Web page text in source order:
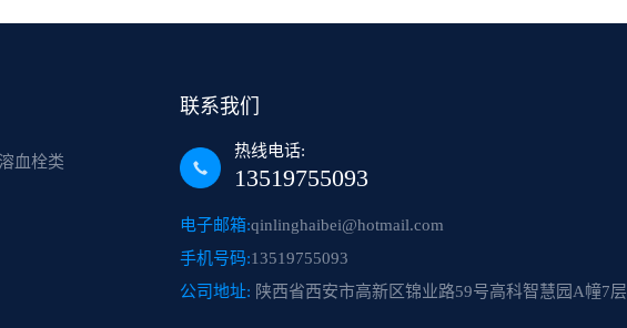
血栓类
联系我们
热线电话:
13519755093
电子邮箱:qinlinghaibei@hotmail.com
手机号码:13519755093
公司地址: 陕西省西安市高新区锦业路59号高科智慧园A幢7层